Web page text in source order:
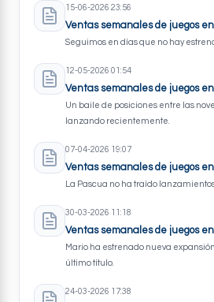
15-06-2026 23:56
Ventas semanales de juegos
Seguimos en días que no hay
12-05-2026 01:54
Ventas semanales de juegos
Un baile de posiciones entre las
lanzando recientemente.
07-04-2026 19:07
Ventas semanales de juegos
La Pascua no ha traído
30-03-2026 11:18
Ventas semanales de juegos
Mario ha estrenado nueva
último título.
24-03-2026 17:38